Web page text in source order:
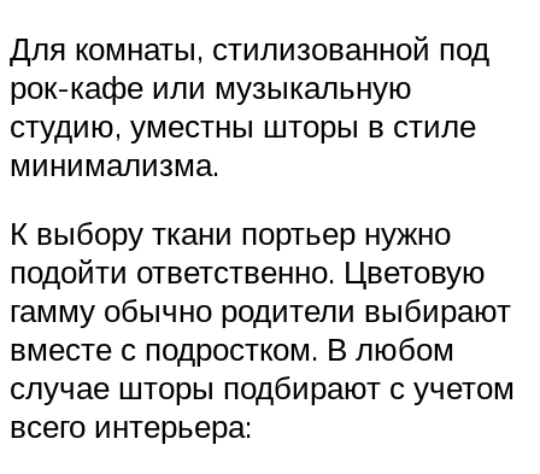
Для комнаты, стилизованной под
рок-кафе или музыкальную
студию, уместны шторы в стиле
минимализма.
К выбору ткани портьер нужно
подойти ответственно. Цветовую
гамму обычно родители выбирают
вместе с подростком. В любом
случае шторы подбирают с учетом
всего интерьера: